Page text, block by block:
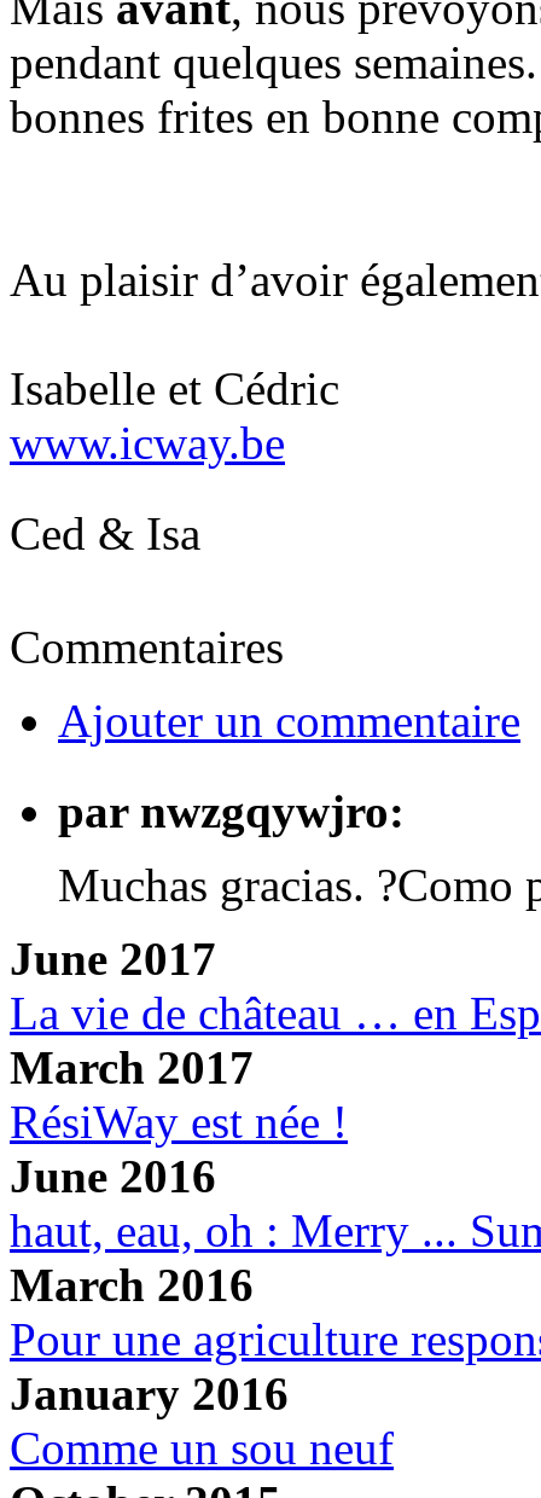
pendant quelques
bonnes frites en bonne
Au plaisir d’avoir
Isabelle et Cédric
www.icway.be
Ced & Isa
Commentaires
Ajouter un commentaire
par nwzgqywjro:
Muchas gracias. ?Como
June 2017
La vie de château … en
March 2017
RésiWay est née !
June 2016
haut, eau, oh : Merry ...
March 2016
Pour une agriculture
January 2016
Comme un sou neuf